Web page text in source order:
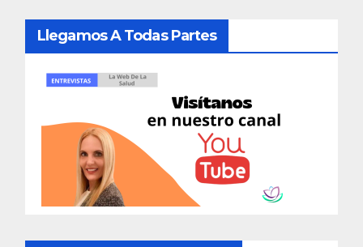
Llegamos A Todas Partes